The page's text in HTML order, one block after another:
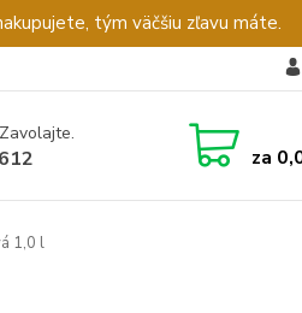
tým väčšiu zľavu máte.
za
1,0 l